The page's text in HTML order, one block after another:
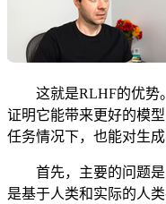
这就是RLHF的优势
证明它能带来更好的模
任务情况下，也能对生
首先，主要的问题是
是基于人类和实际的人